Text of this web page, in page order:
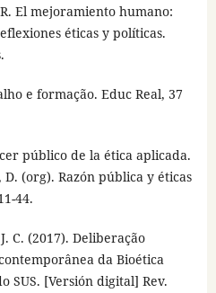
R. El mejoramiento humano:
éticas y políticas.
e formação. Educ Real, 37
público de la ética aplicada.
(org). Razón pública y éticas
44.
C. (2017). Deliberação
da Bioética
SUS. [Versión digital] Rev.